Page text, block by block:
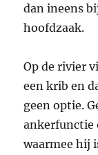
dan ineens
hoofdzaak.
Op de rivier
een krib en
geen optie.
ankerfunctie
waarmee hij